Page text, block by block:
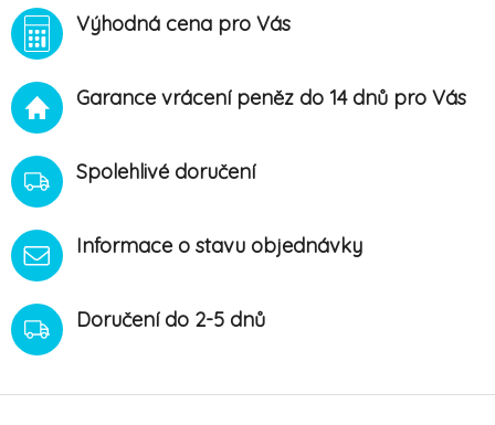
Výhodná cena pro Vás
Garance vrácení peněz do 14 dnů pro Vás
Spolehlivé doručení
Informace o stavu objednávky
Doručení do 2-5 dnů